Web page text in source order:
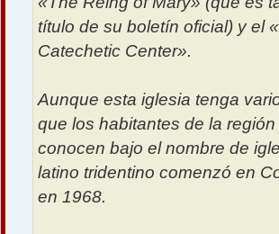
título de su boletín oficial) y el
Catechetic Center».
Aunque esta iglesia tenga
que los habitantes de la
conocen bajo el nombre de
latino tridentino comenzó en
en 1968.